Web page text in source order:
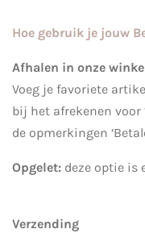
Hoe gebruik je jouw
Afhalen in onze
Voeg je favoriete
bij het afrekenen voor
de opmerkingen
Opgelet: deze optie is
Verzending